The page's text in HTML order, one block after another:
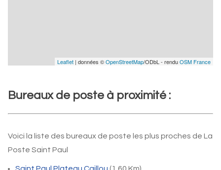
Leaflet | données ©OpenStreetMap/ODbL - renduOSM France
Bureaux de poste à proximité :
Voici la liste des bureaux de poste les plus proches de La
Poste Saint Paul